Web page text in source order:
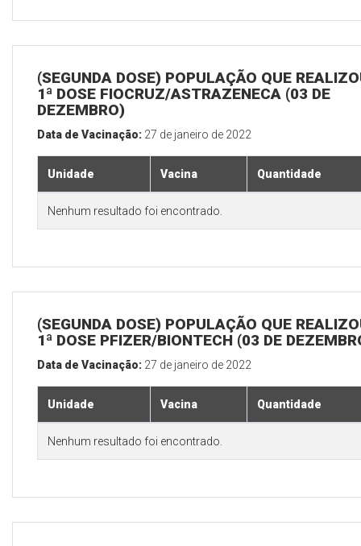
(SEGUNDA DOSE) POPULAÇÃO QUE
1ª DOSE FIOCRUZ/ASTRAZENECA (03 DE
DEZEMBRO)
Data de Vacinação: 27 de janeiro de 2022
Unidade Vacina Quantidade
Nenhum resultado foi encontrado.
(SEGUNDA DOSE) POPULAÇÃO QUE
1ª DOSE PFIZER/BIONTECH (03 DE
Data de Vacinação: 27 de janeiro de 2022
Unidade Vacina Quantidade
Nenhum resultado foi encontrado.